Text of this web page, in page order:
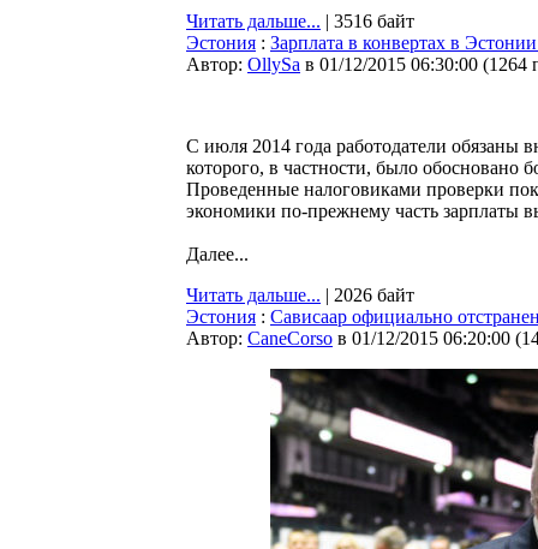
Читать дальше... | 3516 байт
Эстония : Зарплата в конвертах в
Автор: OllySa в 01/12/2015 06:30:00 (1264
С июля 2014 года работодатели обязаны
которого, в частности, было обосновано
Проведенные налоговиками проверки
экономики по-прежнему часть зарплаты
Далее...
Читать дальше... | 2026 байт
Эстония : Сависаар официально
Автор: CaneCorso в 01/12/2015 06:20:00 (